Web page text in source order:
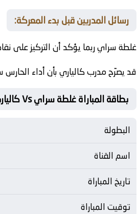
رسائل المدربين قبل بدء المعركة:
غلطة سرايربما يؤكد أن التركيز على
قد يصرّح مدربكالياريبأن أداء
بطاقة المباراة غلطة سراي Vs كالياري
البطولة
اسم القناة
تاريخ المباراة
توقيت المباراة